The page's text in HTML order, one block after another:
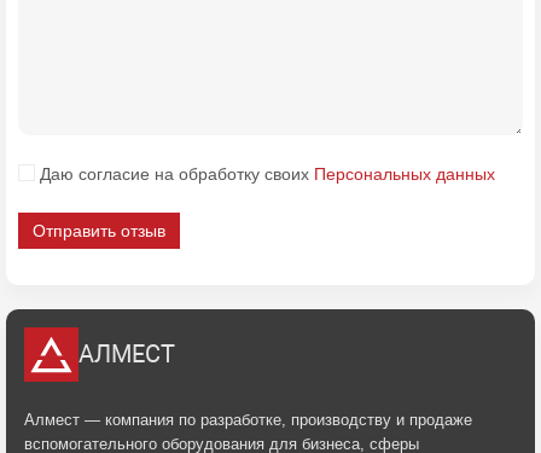
Даю согласие на обработку своих Персональных данных
Отправить отзыв
АЛМЕСТ
Алмест — компания по разработке, производству и продаже
вспомогательного оборудования для бизнеса, сферы